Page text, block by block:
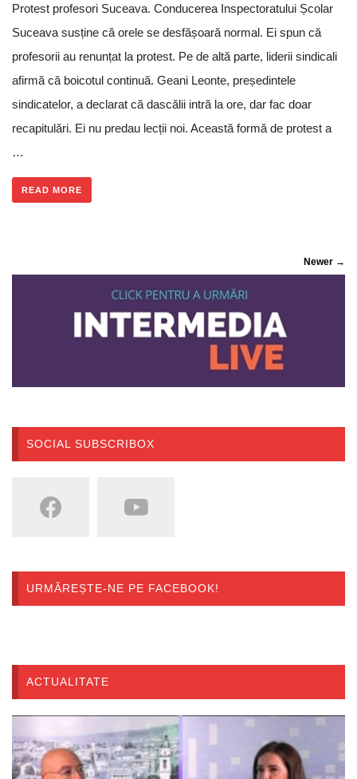
Protest profesori Suceava. Conducerea Inspectoratului Școlar
Suceava susține că orele se desfășoară normal. Ei spun că
profesorii au renunțat la protest. Pe de altă parte, liderii sindicali
afirmă că boicotul continuă. Geani Leonte, președintele
sindicatelor, a declarat că dascălii intră la ore, dar fac doar
recapitulări. Ei nu predau lecții noi. Această formă de protest a
…
READ MORE
Newer →
SOCIAL SUBSCRIBOX
URMĂREȘTE-NE PE FACEBOOK!
ACTUALITATE